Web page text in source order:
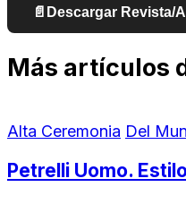
📄 Descargar Revista/
Más artículos
Alta Ceremonia Del
Petrelli Uomo.